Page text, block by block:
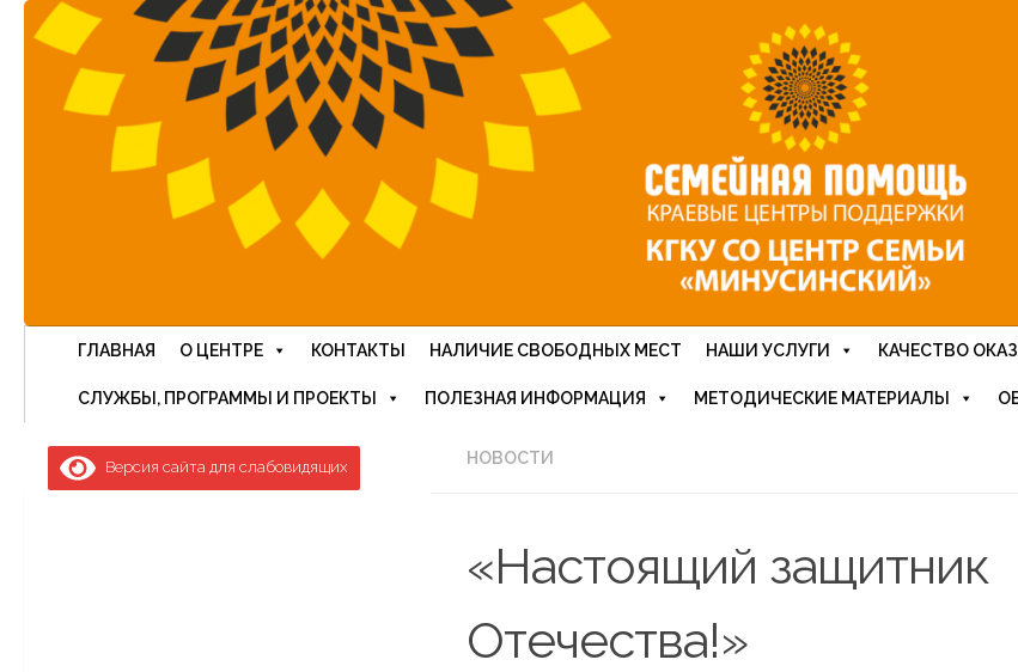
Перейти к содержимому
ГЛАВНАЯ О ЦЕНТРЕ КОНТАКТЫ НАЛИЧИЕ СВОБОДНЫХ МЕСТ НАШИ УСЛУГИ КАЧЕСТВО
СЛУЖБЫ, ПРОГРАММЫ И ПРОЕКТЫ ПОЛЕЗНАЯ ИНФОРМАЦИЯ МЕТОДИЧЕСКИЕ МАТЕРИАЛЫ
НОВОСТИ
«Настоящий защитник
Отечества!»
Версия сайта для слабовидящих